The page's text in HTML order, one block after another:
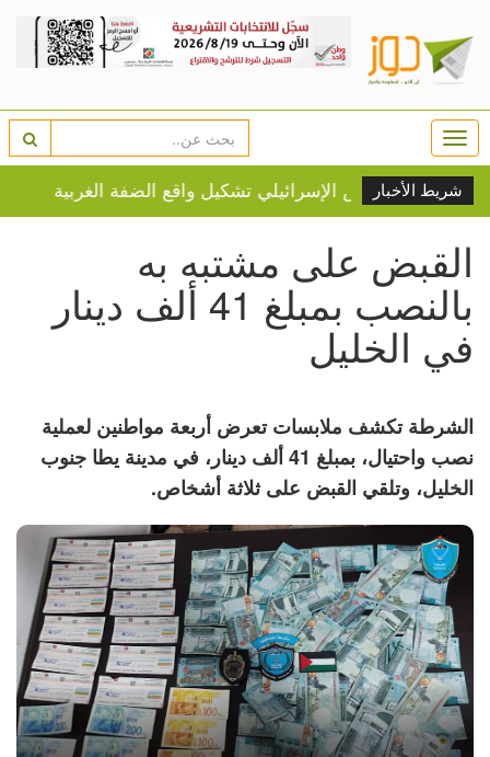
شريط الأخبار
يعيد الجيش الإسرائيلي تشكيل واقع الضفة الغربية؟
القبض على مشتبه به
بالنصب بمبلغ 41 ألف دينار
في الخليل
الشرطة تكشف ملابسات تعرض أربعة مواطنين لعملية
نصب واحتيال، بمبلغ 41 ألف دينار، في مدينة يطا جنوب
الخليل، وتلقي القبض على ثلاثة أشخاص.